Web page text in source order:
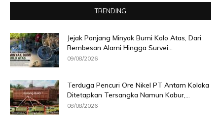
TRENDING
Jejak Panjang Minyak Bumi Kolo Atas, Dari
Rembesan Alami Hingga Survei...
09/08/2026
Terduga Pencuri Ore Nikel PT Antam Kolaka
Ditetapkan Tersangka Namun Kabur,...
08/08/2026